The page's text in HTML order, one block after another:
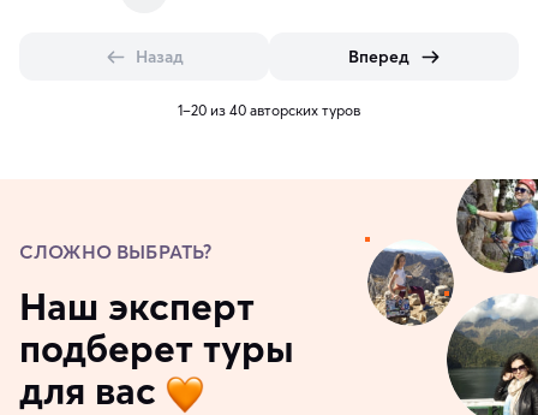
Назад Вперед
1–20 из 40 авторских туров
СЛОЖНО ВЫБРАТЬ?
Наш эксперт
подберет туры
для вас